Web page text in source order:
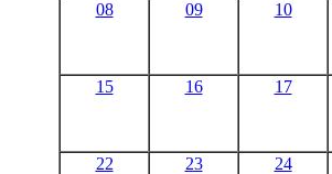
08 09 10
15 16 17
22 23 24